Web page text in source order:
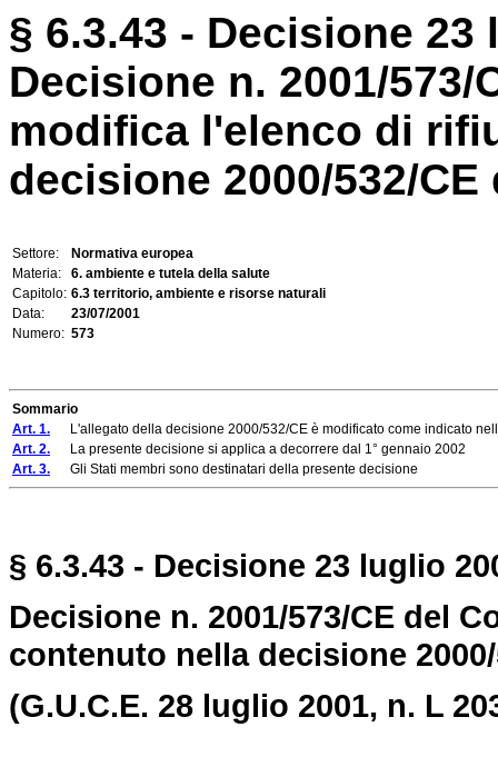
§ 6.3.43 - Decisione 23
Decisione n. 2001/
modifica l'elenco di
decisione 2000/532/
Settore:
Normativa europea
Materia:
6. ambiente e tutela della salute
Capitolo: 6.3 territorio, ambiente e risorse naturali
Data:
23/07/2001
Numero: 573
Sommario
Art. 1. L'allegato della decisione 2000/532/CE è modificato come indicato
Art. 2. La presente decisione si applica a decorrere dal 1° gennaio 2002
Art. 3. Gli Stati membri sono destinatari della presente decisione
§ 6.3.43 - Decisione 23 luglio
Decisione n. 2001/573/CE del
contenuto nella decisione
(G.U.C.E. 28 luglio 2001, n. L